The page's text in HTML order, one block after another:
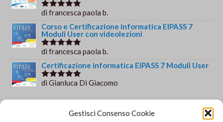
Gestisci Consenso Cookie
Valutato5
di francesca paola b.
Corso e Certificazione informatica EIPASS 7
Moduli User con videolezioni
Valutato5
di francesca paola b.
Certificazione informatica EIPASS 7 Moduli User
Valutato5
di Gianluca Di Giacomo